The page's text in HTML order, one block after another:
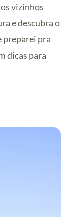
vizinhos
e descubra o
preparei pra
dicas para